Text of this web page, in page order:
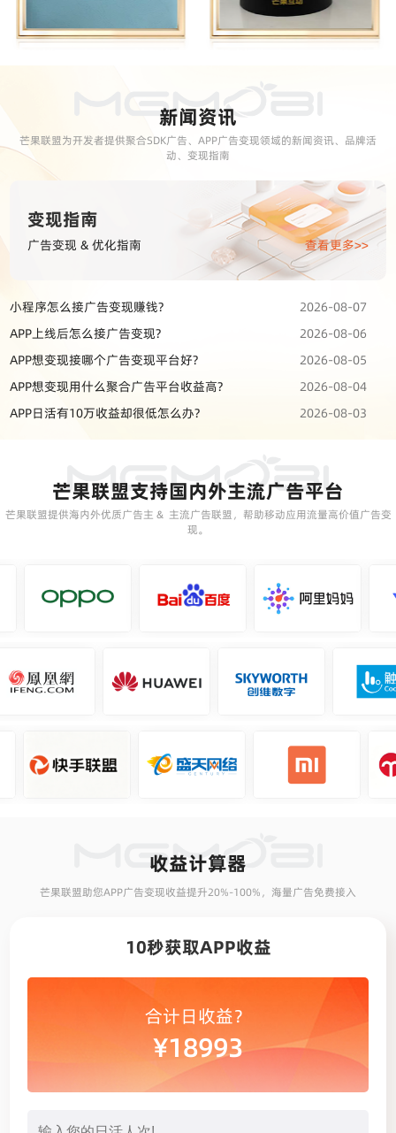
新闻资讯
芒果联盟为开发者提供聚合SDK广告、APP广告变现领域的新闻资讯、品牌活
动、变现指南
变现指南
广告变现 & 优化指南 查看更多>>
小程序怎么接广告变现赚钱?
2026-08-07
APP上线后怎么接广告变现?
2026-08-06
APP想变现接哪个广告变现平台好?
2026-08-05
APP想变现用什么聚合广告平台收益高?
2026-08-04
APP日活有10万收益却很低怎么办?
2026-08-03
芒果联盟支持国内外主流广告平台
芒果联盟提供海内外优质广告主 & 主流广告联盟，帮助移动应用流量高价值广告变
现。
收益计算器
芒果联盟助您APP广告变现收益提升20%-100%，海量广告免费接入
10秒获取APP收益
合计日收益？
¥18993